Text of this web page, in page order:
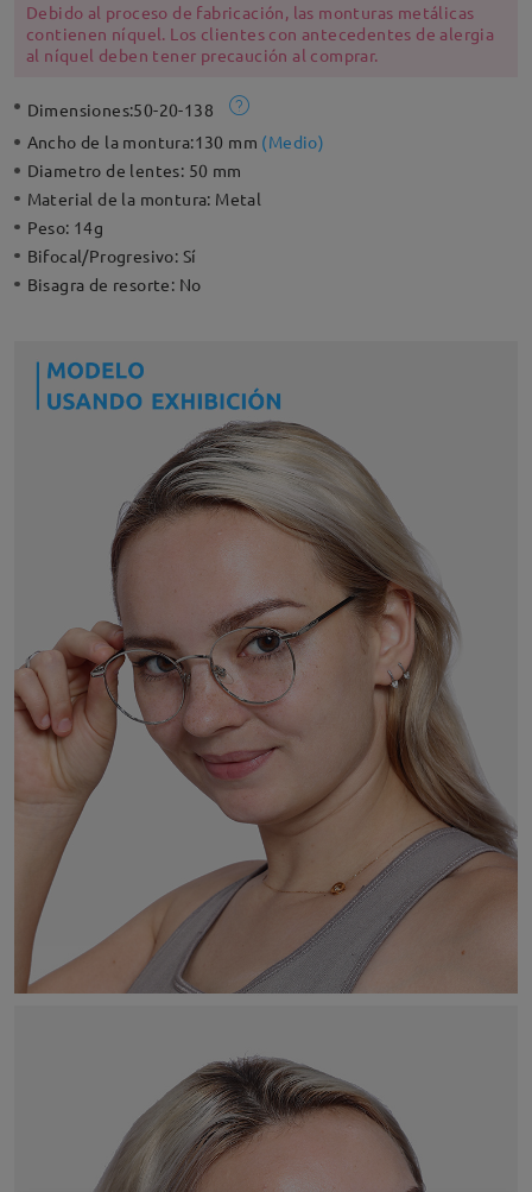
Debido al proceso de fabricación, las monturas metálicas
contienen níquel. Los clientes con antecedentes de alergia
al níquel deben tener precaución al comprar.
Dimensiones:50-20-138
Ancho de la montura:130 mm (Medio)
Diametro de lentes: 50 mm
Material de la montura: Metal
Peso: 14g
Bifocal/Progresivo: Sí
Bisagra de resorte: No